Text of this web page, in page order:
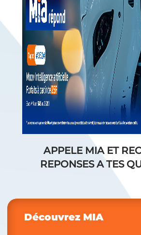
APPELE MIA ET
REPONSES A TES
Découvrez MIA ​​